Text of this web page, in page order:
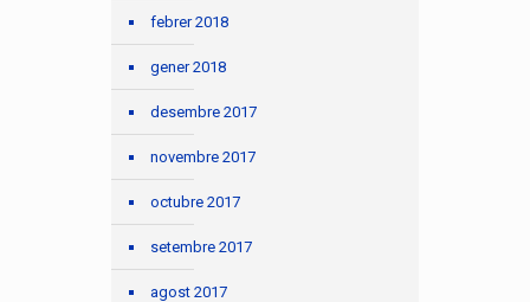
febrer 2018
gener 2018
desembre 2017
novembre 2017
octubre 2017
setembre 2017
agost 2017